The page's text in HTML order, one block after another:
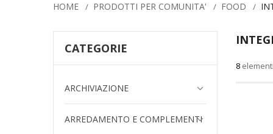
HOME PRODOTTI PER COMUNITA' FOOD
8 elementi
CATEGORIE
ARCHIVIAZIONE
ARREDAMENTO E COMPLEMENTI